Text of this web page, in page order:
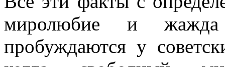
миролюбие и жажда
пробуждаются у